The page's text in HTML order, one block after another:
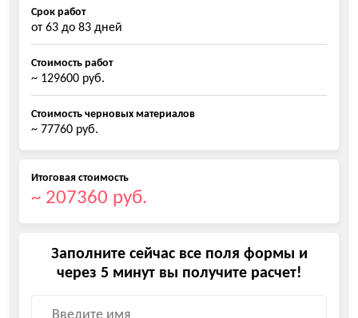
Срок работ
от 63 до 83 дней
Стоимость работ
~ 129600 руб.
Стоимость черновых материалов
~ 77760 руб.
Итоговая стоимость
~ 207360 руб.
Заполните сейчас все поля формы и
через 5 минут вы получите расчет!